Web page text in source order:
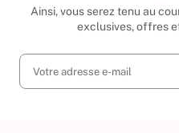
Ainsi, vous serez tenu au
exclusives, offres